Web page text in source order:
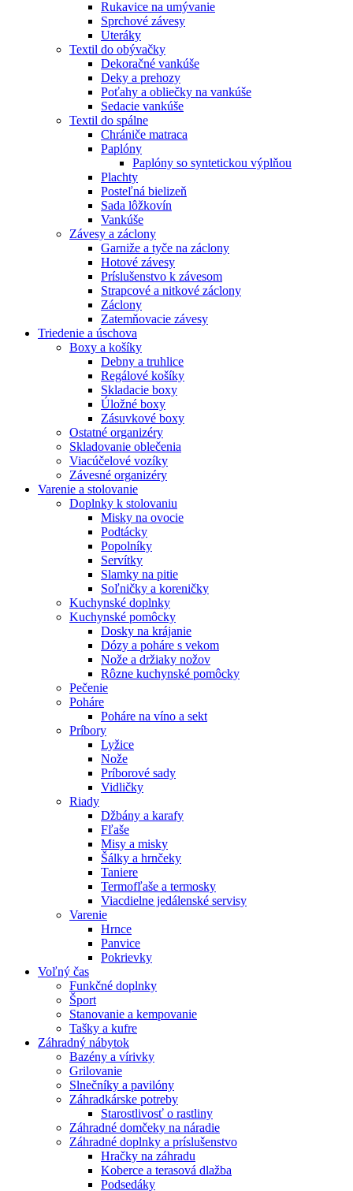
Rukavice na umývanie
Sprchové závesy
Uteráky
Textil do obývačky
Dekoračné vankúše
Deky a prehozy
Poťahy a obliečky na vankúše
Sedacie vankúše
Textil do spálne
Chrániče matraca
Paplóny
Paplóny so syntetickou výplňou
Plachty
Posteľná bielizeň
Sada lôžkovín
Vankúše
Závesy a záclony
Garniže a tyče na záclony
Hotové závesy
Príslušenstvo k závesom
Strapcové a nitkové záclony
Záclony
Zatemňovacie závesy
Triedenie a úschova
Boxy a košíky
Debny a truhlice
Regálové košíky
Skladacie boxy
Úložné boxy
Zásuvkové boxy
Ostatné organizéry
Skladovanie oblečenia
Viacúčelové vozíky
Závesné organizéry
Varenie a stolovanie
Doplnky k stolovaniu
Misky na ovocie
Podtácky
Popolníky
Servítky
Slamky na pitie
Soľničky a koreničky
Kuchynské doplnky
Kuchynské pomôcky
Dosky na krájanie
Dózy a poháre s vekom
Nože a držiaky nožov
Rôzne kuchynské pomôcky
Pečenie
Poháre
Poháre na víno a sekt
Príbory
Lyžice
Nože
Príborové sady
Vidličky
Riady
Džbány a karafy
Fľaše
Misy a misky
Šálky a hrnčeky
Taniere
Termofľaše a termosky
Viacdielne jedálenské servisy
Varenie
Hrnce
Panvice
Pokrievky
Voľný čas
Funkčné doplnky
Šport
Stanovanie a kempovanie
Tašky a kufre
Záhradný nábytok
Bazény a vírivky
Grilovanie
Slnečníky a pavilóny
Záhradkárske potreby
Starostlivosť o rastliny
Záhradné domčeky na náradie
Záhradné doplnky a príslušenstvo
Hračky na záhradu
Koberce a terasová dlažba
Podsedáky